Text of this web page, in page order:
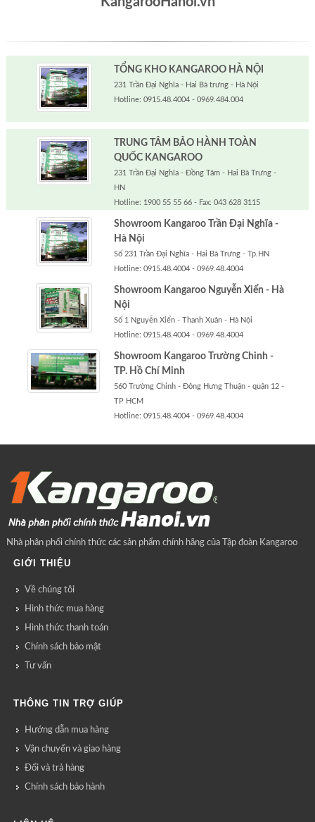
TỔNG KHO KANGAROO HÀ NỘI
231 Trần Đại Nghĩa - Hai Bà trưng - Hà Nội
Hotline: 0915.48.4004 - 0969.484.004
TRUNG TÂM BẢO HÀNH TOÀN
QUỐC KANGAROO
231 Trần Đại Nghĩa - Đồng Tâm - Hai Bà Trưng -
HN
Hotline: 1900 55 55 66 - Fax: 043 628 3115
Showroom Kangaroo Trần Đại Nghĩa -
Hà Nội
Số 231 Trần Đại Nghĩa - Hai Bà Trưng - Tp.HN
Hotline: 0915.48.4004 - 0969.48.4004
Showroom Kangaroo Nguyễn Xiển - Hà
Nội
Số 1 Nguyễn Xiển - Thanh Xuân - Hà Nội
Hotline: 0915.48.4004 - 0969.48.4004
Showroom Kangaroo Trường Chinh -
TP. Hồ Chí Minh
560 Trường Chinh - Đông Hưng Thuận - quận 12 -
TP HCM
Hotline: 0915.48.4004 - 0969.48.4004
Nhà phân phối chính thức các sản phẩm chính hãng của Tập đoàn Kangaroo
GIỚI THIỆU
Về chúng tôi
Hình thức mua hàng
Hình thức thanh toán
Chính sách bảo mật
Tư vấn
THÔNG TIN TRỢ GIÚP
Hướng dẫn mua hàng
Vận chuyển và giao hàng
Đổi và trả hàng
Chính sách bảo hành